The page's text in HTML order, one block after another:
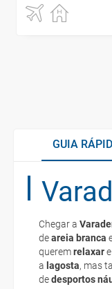
GUIA
Chegar a
deareia branca
queremrelaxare
a lagosta, mas
dedesportos
Praia
Cayo Largo
Bahía de
Quando
Como chegar?
deverá